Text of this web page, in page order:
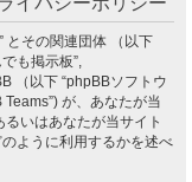
とその関連団体 （以下
でも掲示板”,
（以下 “phpBBソフトウ
Teams”) が、あなたが当
いはあなたが当サイト
ように利用するかを述べ